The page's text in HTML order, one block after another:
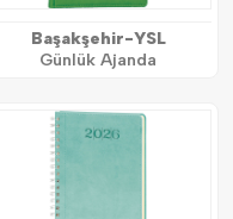
Başakşehir-YSL
Günlük Ajanda